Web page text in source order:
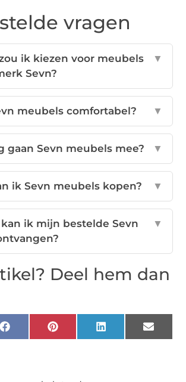
vragen
ik kiezen voor meubels
Sevn?
▼
meubels comfortabel? ▼
gaan Sevn meubels mee? ▼
ik Sevn meubels kopen? ▼
ik mijn bestelde Sevn
▼
Deel hem dan
FacebookPinterestLinkedIn Email